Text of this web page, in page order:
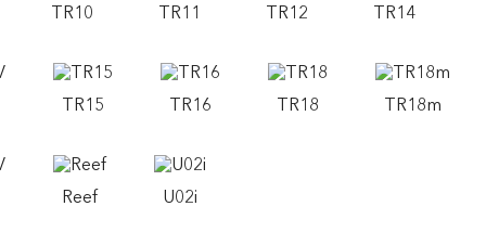
TR10 TR11 TR12 TR14
TR15 TR16 TR18 TR18m
Reef U02i